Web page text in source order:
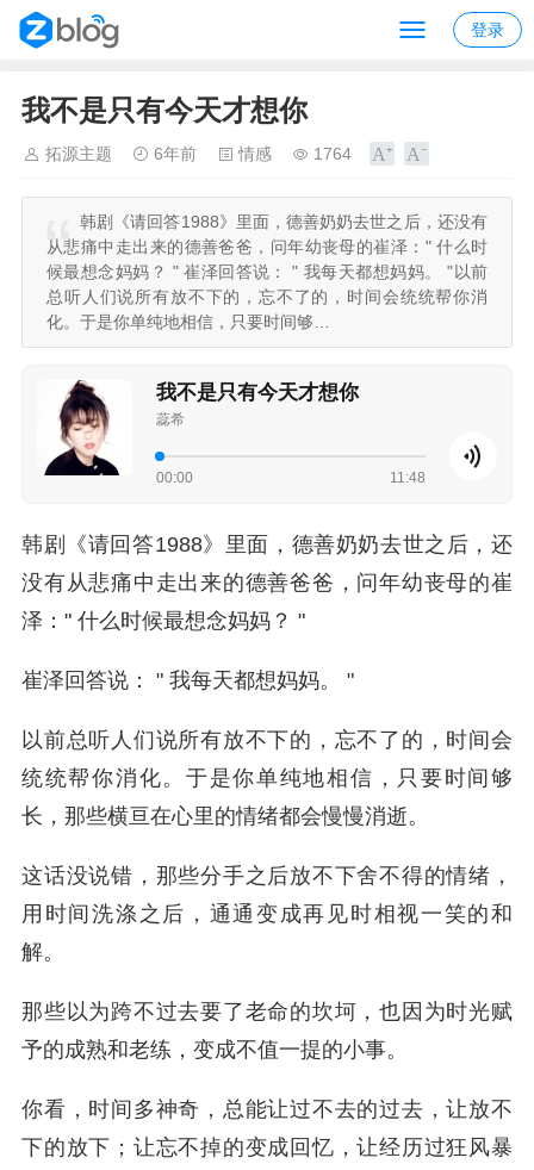
登录
我不是只有今天才想你
拓源主题 6年前 情感 1764
韩剧《请回答1988》里面，德善奶奶去世之后，还没有
从悲痛中走出来的德善爸爸，问年幼丧母的崔泽：" 什么时
候最想念妈妈？ " 崔泽回答说： " 我每天都想妈妈。 "以前
总听人们说所有放不下的，忘不了的，时间会统统帮你消
化。于是你单纯地相信，只要时间够…
我不是只有今天才想你
蕊希
00:00 11:48
韩剧《请回答1988》里面，德善奶奶去世之后，还
没有从悲痛中走出来的德善爸爸，问年幼丧母的崔
泽：" 什么时候最想念妈妈？ "
崔泽回答说： " 我每天都想妈妈。 "
以前总听人们说所有放不下的，忘不了的，时间会
统统帮你消化。于是你单纯地相信，只要时间够
长，那些横亘在心里的情绪都会慢慢消逝。
这话没说错，那些分手之后放不下舍不得的情绪，
用时间洗涤之后，通通变成再见时相视一笑的和
解。
那些以为跨不过去要了老命的坎坷，也因为时光赋
予的成熟和老练，变成不值一提的小事。
你看，时间多神奇，总能让过不去的过去，让放不
下的放下；让忘不掉的变成回忆，让经历过狂风暴